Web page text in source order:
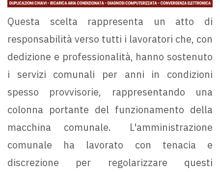
Questa scelta rappresenta un atto di
responsabilità verso tutti i lavoratori che, con
dedizione e professionalità, hanno sostenuto
i servizi comunali per anni in condizioni
spesso provvisorie, rappresentando una
colonna portante del funzionamento della
macchina comunale. L'amministrazione
comunale ha lavorato con tenacia e
discrezione per regolarizzare questi